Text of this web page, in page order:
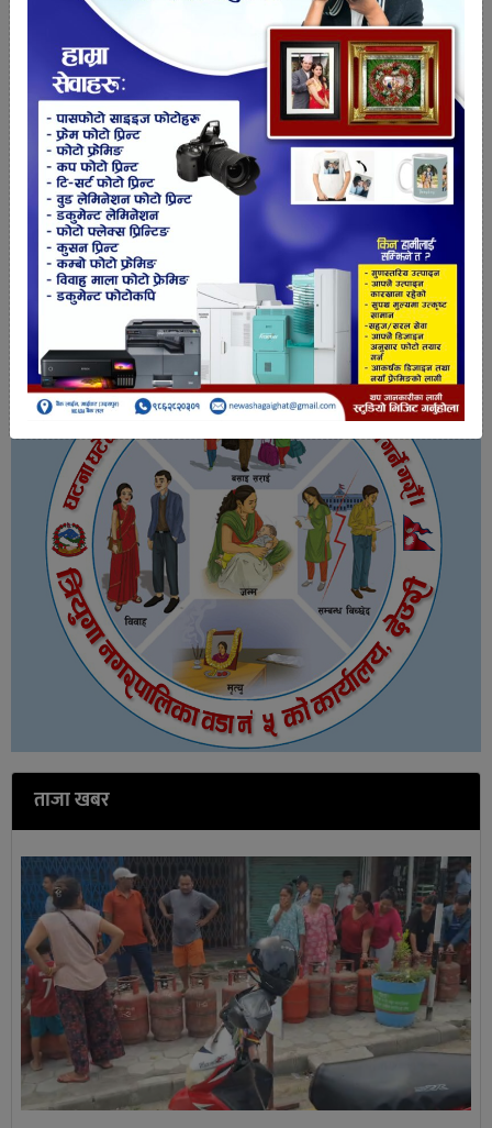
तपाईको प्रतिक्रिया
ताजा खबर